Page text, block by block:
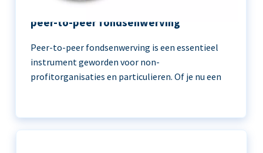
11 beste praktijken voor succesvolle
peer-to-peer fondsenwerving
Peer-to-peer fondsenwerving is een essentieel
instrument geworden voor non-
profitorganisaties en particulieren. Of je nu een